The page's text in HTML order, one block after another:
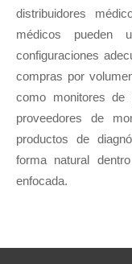
distribuidores
médicos pueden
configuraciones
compras por
como monitores de
proveedores de
productos de
forma natural
enfocada.